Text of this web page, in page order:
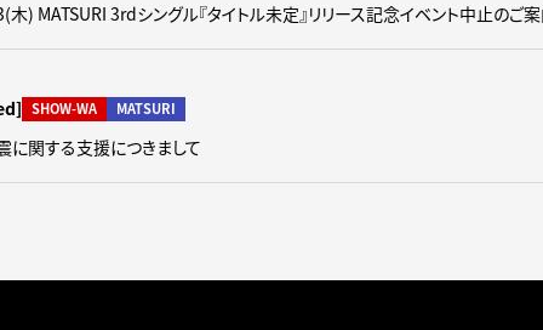
木) MATSURI 3rdシングル『タイトル未定』リリース記念イベント中止のご
SHOW-WA MATSURI
関する支援につきまして